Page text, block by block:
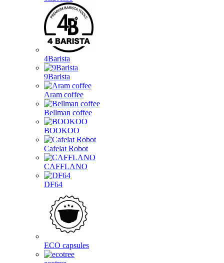
4Barista
9Barista
Aram coffee
Bellman coffee
BOOKOO
Cafelat Robot
CAFFLANO
DF64
ECO capsules